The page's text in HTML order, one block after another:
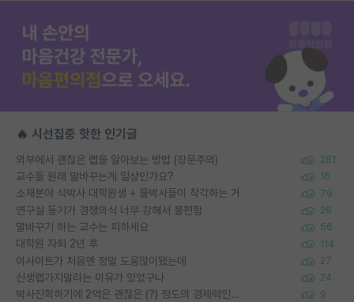
🔥 시선집중 핫한 인기글
외부에서 괜찮은 랩을 알아보는 방법 (장문주의) 281
교수들 원래 말바꾸는게 일상인가요? 16
소재분야 석박사 대학원생 + 물박사들이 착각하는 거 79
연구실 동기가 경쟁의식 너무 강해서 불편함 26
말바꾸기 하는 교수는 피하세요 56
대학원 자퇴 2년 후 114
이사이트가 처음엔 정말 도움많이됐는데 27
신생랩가지말라는 이유가 있었구나 24
박사진학하기에 2억은 괜찮은 (?) 정도의 경제력인가요 9